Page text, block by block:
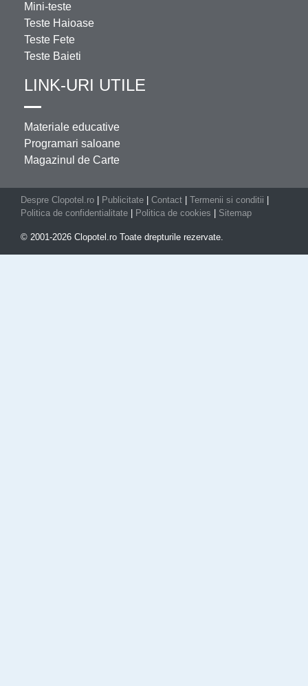
Mini-teste
Teste Haioase
Teste Fete
Teste Baieti
LINK-URI UTILE
Materiale educative
Programari saloane
Magazinul de Carte
Despre Clopotel.ro Publicitate Contact Termenii si conditii
Politica de confidentialitate
Politica de cookies Sitemap
© 2001-2026 Clopotel.ro Toate drepturile rezervate.